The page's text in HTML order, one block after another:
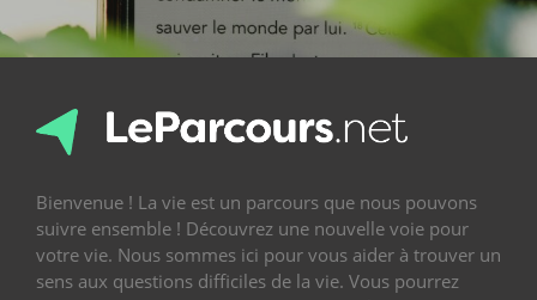
Bienvenue ! La vie est un parcours que nous pouvons
suivre ensemble ! Découvrez une nouvelle voie pour
votre vie. Nous sommes ici pour vous aider à trouver un
sens aux questions difficiles de la vie. Vous pourrez